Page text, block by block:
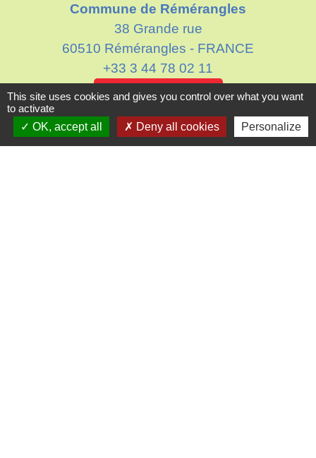
Commune de Rémérangles
38 Grande rue
60510 Rémérangles - FRANCE
+33 3 44 78 02 11
Contact par formulaire
Horaires d'ouverture au public
Le mardi : de 16h00 à 18h30
This site uses cookies and gives you control over what you want
to activate
OK, accept all
Deny all cookies Personalize